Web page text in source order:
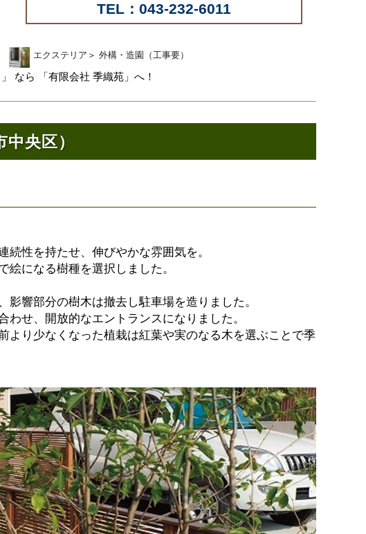
TEL：043-232-6011
エクステリア ＞ 外構・造園（工事要）
なら 「有限会社 季織苑」へ！
央区）
性を持たせ、伸びやかな雰囲気を。
絵になる樹種を選択しました。
響部分の樹木は撤去し駐車場を造りました。
せ、開放的なエントランスになりました。
より少なくなった植栽は紅葉や実のなる木を選ぶことで季